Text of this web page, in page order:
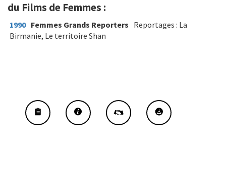
du Films de Femmes :
1990 Femmes Grands Reporters Reportages : La
Birmanie, Le territoire Shan